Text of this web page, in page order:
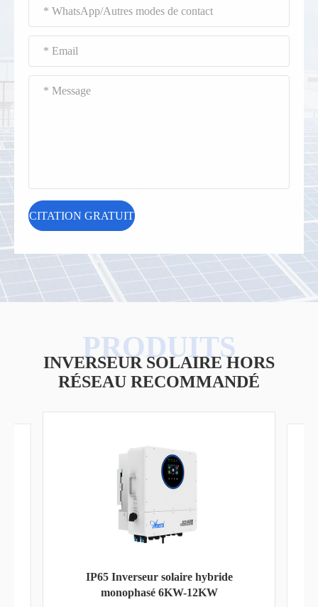
INVERSEUR SOLAIRE HORS
RÉSEAU RECOMMANDÉ
IP65 Inverseur solaire hybride
monophasé 6KW-12KW